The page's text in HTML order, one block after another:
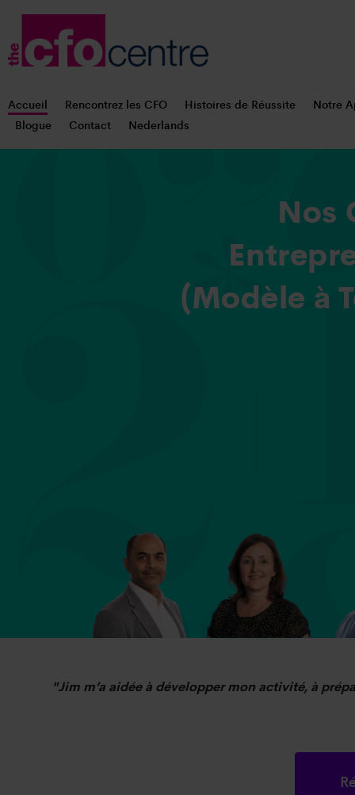
Accueil Rencontrez les CFO Histoires de Réussite
Notre
Blogue
Contact Nederlands
Nos
(Modèle à
"Jim m’a aidée à développer mon activité, à